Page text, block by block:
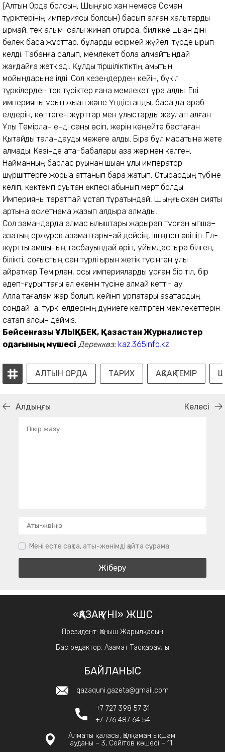
(Алтын Орда болсын, Шыңғыс хан немесе Осман
түріктерінің империясы болсын) басып алған халықтарды
қырмай, тек алым-салық жинап отырса, билікке шыққан діні
бөлек басқа жұрттар, бұларды өсірмей жүйелі түрде қырып
келді. Табанға салып, мемлекет бола алмайтындай
жағдайға жеткізді. Құлдық тіршіліктіктің қамытын
мойындарына ілді. Сол кезеңдерден кейін, бүкіл
түркілерден тек түріктер ғана мемлекет құра алды. Екі
империяны ұрып жыққан және Үндістанды, басқа да араб
елдерін, көптеген жұрттар мен ұлыстарды жаулап алған
Ұлы Темірлан енді саны өсіп, жерін кеңейте бастаған
Қытайды талқандауды межеге алды. Бірақ бұл мақсатына жете
алмады. Кезінде ата-бабалары қазақ жерінен келген,
Найманның барлас руынан шыққан ұлы император
шүршіттерге жорыққа аттанып бара жатып, Отырардың түбіне
келіп, көктемгі суықтан өкпесі қабынып мерт болды.
Империяны таратпай ұстап тұратындай, Шыңғысхан сияқты
артына өсиетнама жазып қалдыра алмады.
Сол замандарда алмас қылыштары жарқырап тұрған қыпшақ–
қазақтың ержүрек азаматтары-ай дейсің, ішіңнен өкініп. Ел-
жұртты қамшының тасбауындай өріп, ұйымдастыра білген,
білікті, соғыстың сан түрлі қырын жетік түсінген ұлы
қайраткер Темірлан, осы империяларды құрған бір тіл, бір
әдеп-ғұрыптағы ел екенін түсіне алмай кетті- ау.
Алла тағалам жар болып, кейінгі ұрпақтары қазақтардың
сондай-ақ, түркі елдерінің дүниеге келтірген мемлекеттерін
сақтап қалсын дейміз.
Бейсенғазы ҰЛЫҚБЕК, Қазақстан Журналистер
одағының мүшесі Дереккөз: kaz.365info.kz
АЛТЫН ОРДА ТАРИХ АҚСАҚ ТЕМІР
Алдыңғы Келесі
Мені есте сақта, аты-жөнімді қайта сұрама
«ҚАЗАҚ ҮНІ» ЖШС
Президент: Қаныш Жарылқасын
Бас редактор: Азамат Тасқараұлы
БАЙЛАНЫС
qazaquni.gazeta@gmail.com
+7 727 398 57 31
+7 776 487 64 54
Алматы қаласы, Қалқаман ықшам
ауданы – 3, Сейітов көшесі – 11.